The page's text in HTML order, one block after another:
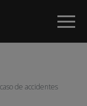
de accidentes